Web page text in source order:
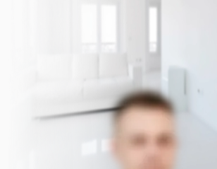
Опишите задачу